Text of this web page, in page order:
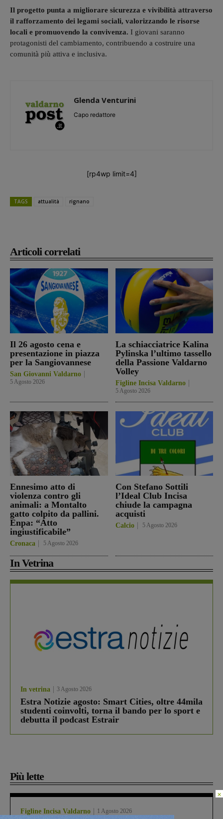
Articoli correlati
Il 26 agosto cena e
presentazione in piazza
per la Sangiovannese
San Giovanni Valdarno
5 Agosto 2026
La schiacciatrice Kalina
Pylinska l’ultimo tassello
della Passione Valdarno
Volley
Figline Incisa Valdarno
5 Agosto 2026
Ennesimo atto di
violenza contro gli
animali: a Montalto
gatto colpito da pallini.
Enpa: “Atto
ingiustificabile”
Cronaca 5 Agosto 2026
Con Stefano Sottili
l’Ideal Club Incisa
chiude la campagna
acquisti
Calcio 5 Agosto 2026
In Vetrina
In vetrina 3 Agosto 2026
Estra Notizie agosto: Smart Cities, oltre 44mila
studenti coinvolti, torna il bando per lo sport e
debutta il podcast Estrair
Più lette
Figline Incisa Valdarno 1 Agosto 2026
Il progetto punta a migliorare sicurezza e vivibilità attraverso
il rafforzamento dei legami sociali, valorizzando le risorse
locali e promuovendo la convivenza. I giovani saranno
protagonisti del cambiamento, contribuendo a costruire una
comunità più attiva e inclusiva.
Glenda Venturini
Capo redattore
[rp4wp limit=4]
TAGS attualità rignano
×